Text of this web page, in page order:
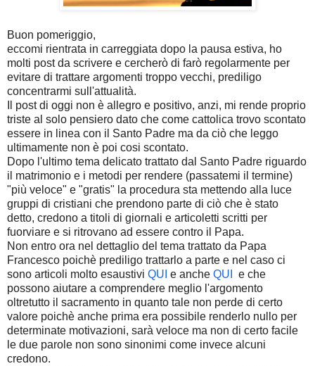
Buon pomeriggio,
eccomi rientrata in carreggiata dopo la pausa estiva, ho
molti post da scrivere e cercherò di farò regolarmente per
evitare di trattare argomenti troppo vecchi, prediligo
concentrarmi sull'attualità.
Il post di oggi non è allegro e positivo, anzi, mi rende proprio
triste al solo pensiero dato che come cattolica trovo scontato
essere in linea con il Santo Padre ma da ciò che leggo
ultimamente non è poi cosi scontato.
Dopo l'ultimo tema delicato trattato dal Santo Padre riguardo
il matrimonio e i metodi per rendere (passatemi il termine)
"più veloce" e "gratis" la procedura sta mettendo alla luce
gruppi di cristiani che prendono parte di ciò che è stato
detto, credono a titoli di giornali e articoletti scritti per
fuorviare e si ritrovano ad essere contro il Papa.
Non entro ora nel dettaglio del tema trattato da Papa
Francesco poichè prediligo trattarlo a parte e nel caso ci
sono articoli molto esaustivi QUI e anche QUI
e che
possono aiutare a comprendere meglio l'argomento
oltretutto il sacramento in quanto tale non perde di certo
valore poichè anche prima era possibile renderlo nullo per
determinate motivazioni, sarà veloce ma non di certo facile
le due parole non sono sinonimi come invece alcuni
credono.